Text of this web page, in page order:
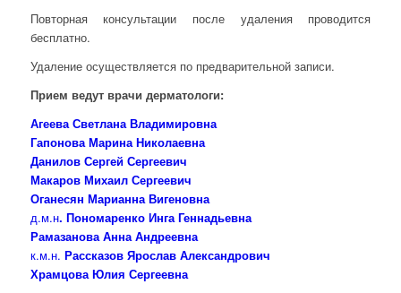
Повторная консультации после удаления проводится
бесплатно.
Удаление осуществляется по предварительной записи.
Прием ведут врачи дерматологи:
Агеева Светлана Владимировна
Гапонова Марина Николаевна
Данилов Сергей Сергеевич
Макаров Михаил Сергеевич
Оганесян Марианна Вигеновна
д.м.н. Пономаренко Инга Геннадьевна
Рамазанова Анна Андреевна
к.м.н. Рассказов Ярослав Александрович
Храмцова Юлия Сергеевна